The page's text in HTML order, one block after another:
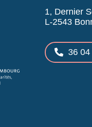
1, Dernier
L-2543
36